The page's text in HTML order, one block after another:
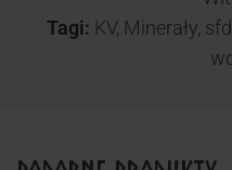
Tagi: KV, Minerały, sfd